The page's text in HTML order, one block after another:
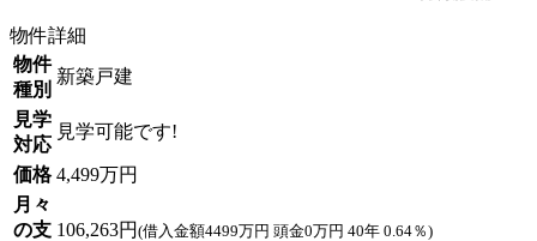
物件詳細
物件
種別
新築戸建
見学
対応
見学可能です!
価格 4,499万円
月々
の支 106,263円 (借入金額4499万円 頭金0万円 40年 0.64％)